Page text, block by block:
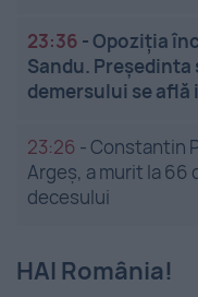
23:36 -Opoziția
Sandu.
demersului se
23:26 -Constantin
Argeș, a murit la 66
decesului
HAI România!